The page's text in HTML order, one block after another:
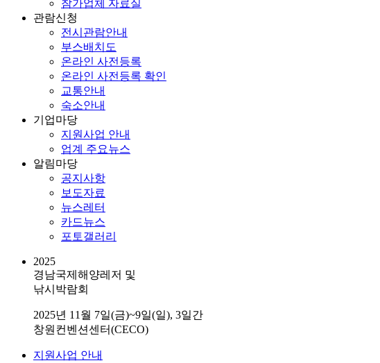
참가업체 자료실
관람신청
전시관람안내
부스배치도
온라인 사전등록
온라인 사전등록 확인
교통안내
숙소안내
기업마당
지원사업 안내
업계 주요뉴스
알림마당
공지사항
보도자료
뉴스레터
카드뉴스
포토갤러리
2025
경남국제해양레저 및
낚시박람회
2025년 11월 7일(금)~9일(일), 3일간
창원컨벤션센터(CECO)
지원사업 안내